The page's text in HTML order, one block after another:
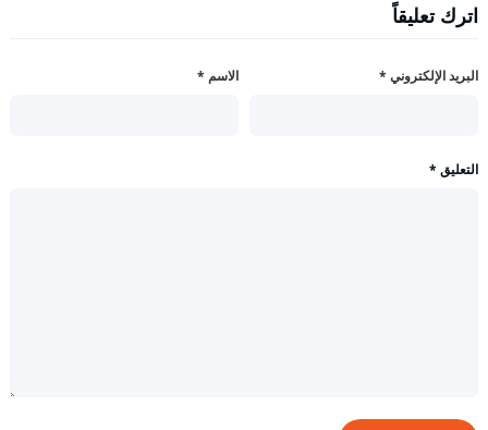
اترك تعليقاً
الاسم * البريد الإلكتروني *
التعليق *